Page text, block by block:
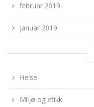
februar 2019
januar 2019
Helse
Miljø og etikk